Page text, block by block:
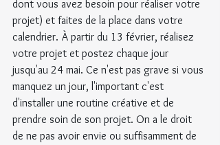
dont vous avez besoin pour réaliser votre
projet) et faites de la place dans votre
calendrier. À partir du 13 février, réalisez
votre projet et postez chaque jour
jusqu'au 24 mai. Ce n'est pas grave si vous
manquez un jour, l'important c'est
d'installer une routine créative et de
prendre soin de son projet. On a le droit
de ne pas avoir envie ou suffisamment de